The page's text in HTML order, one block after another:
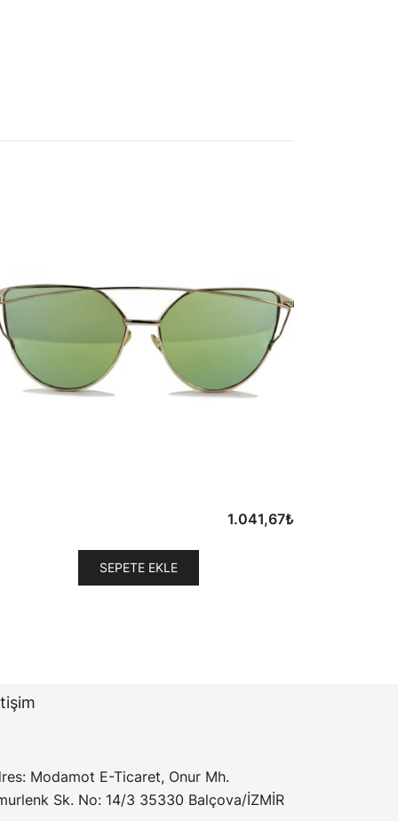
1.041,67₺
SEPETE EKLE
Modamot E-Ticaret, Onur Mh.
Sk. No: 14/3 35330 Balçova/İZMİR